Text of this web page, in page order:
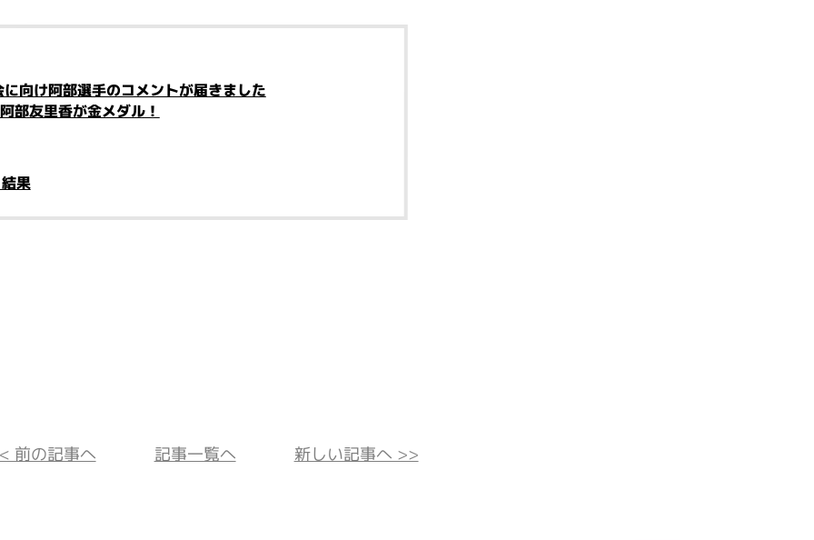
向け阿部選手のコメントが届きました
部友里香が金メダル！
果
前の記事へ 記事一覧へ 新しい記事へ >>